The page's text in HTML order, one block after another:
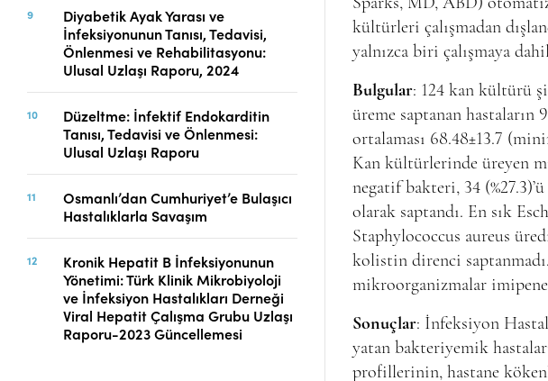
Diyabetik Ayak Yarası ve
İnfeksiyonunun Tanısı, Tedavisi,
Önlenmesi ve Rehabilitasyonu:
Ulusal Uzlaşı Raporu, 2024
Düzeltme: İnfektif Endokarditin
Tanısı, Tedavisi ve Önlenmesi:
Ulusal Uzlaşı Raporu
Osmanlı’dan Cumhuriyet’e Bulaşıcı
Hastalıklarla Savaşım
Kronik Hepatit B İnfeksiyonunun
Yönetimi: Türk Klinik Mikrobiyoloji
ve İnfeksiyon Hastalıkları Derneği
Viral Hepatit Çalışma Grubu Uzlaşı
Raporu-2023 Güncellemesi
kültürleri çalışmadan
yalnızca biri çalışmaya
Bulgular: 124 kan kültürü
üreme saptanan hastaların
ortalaması 68.48±13.7
Kan kültürlerinde üreyen
negatif bakteri, 34
olarak saptandı. En sık
Staphylococcus aureus
kolistin direnci
mikroorganizmalar
Sonuçlar: İnfeksiyon
yatan bakteriyemik
profillerinin, hastane